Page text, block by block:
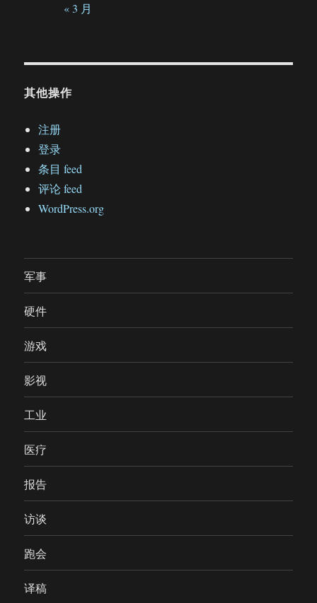
« 3 月
其他操作
注册
登录
条目 feed
评论 feed
WordPress.org
军事
硬件
游戏
影视
工业
医疗
报告
访谈
跑会
译稿